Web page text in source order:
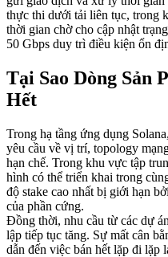
thực thi dưới tải liên tục, trong
thời gian chờ cho cập nhật
50 Gbps duy trì điều kiện ổn
Tại Sao Dòng Sản
Hết
Trong hạ tầng ứng dụng
yêu cầu về vị trí, topology
hạn chế. Trong khu vực tập
hình có thể triển khai trong
độ stake cao nhất bị giới hạn
của phần cứng.
Đồng thời, nhu cầu từ các dự
lập tiếp tục tăng. Sự mất cân
dẫn đến việc bán hết lặp đi lặp